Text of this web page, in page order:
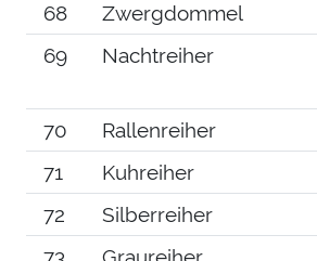
68
Zwergdommel
69
Nachtreiher
70
Rallenreiher
71
Kuhreiher
72
Silberreiher